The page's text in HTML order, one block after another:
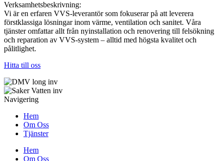
Verksamhetsbeskrivning:
Vi är en erfaren VVS-leverantör som fokuserar på att leverera
förstklassiga lösningar inom värme, ventilation och sanitet. Våra
tjänster omfattar allt från nyinstallation och renovering till felsökning
och reparation av VVS-system – alltid med högsta kvalitet och
pålitlighet.
Hitta till oss
Navigering
Hem
Om Oss
Tjänster
Hem
Om Oss